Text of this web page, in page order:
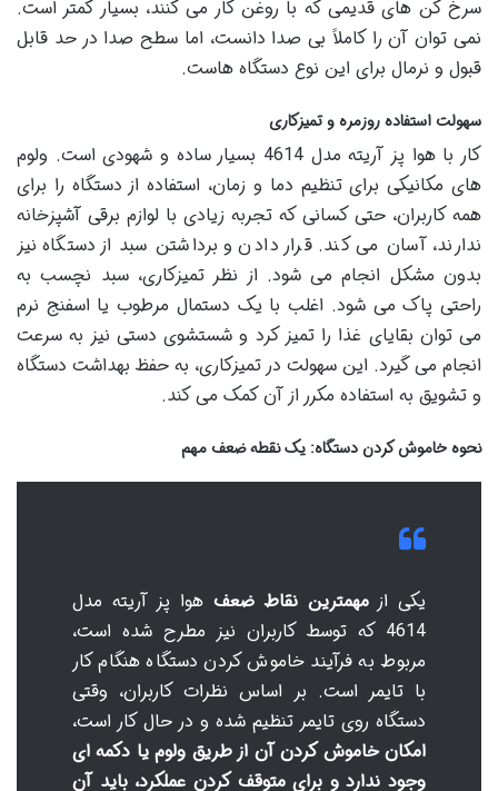
سرخ کن های قدیمی که با روغن کار می کنند، بسیار کمتر است.
نمی توان آن را کاملاً بی صدا دانست، اما سطح صدا در حد قابل
قبول و نرمال برای این نوع دستگاه هاست.
سهولت استفاده روزمره و تمیزکاری
کار با هوا پز آریته مدل 4614 بسیار ساده و شهودی است. ولوم
های مکانیکی برای تنظیم دما و زمان، استفاده از دستگاه را برای
همه کاربران، حتی کسانی که تجربه زیادی با لوازم برقی آشپزخانه
ندارند، آسان می کند. قرار دادن و برداشتن سبد از دستگاه نیز
بدون مشکل انجام می شود. از نظر تمیزکاری، سبد نچسب به
راحتی پاک می شود. اغلب با یک دستمال مرطوب یا اسفنج نرم
می توان بقایای غذا را تمیز کرد و شستشوی دستی نیز به سرعت
انجام می گیرد. این سهولت در تمیزکاری، به حفظ بهداشت دستگاه
و تشویق به استفاده مکرر از آن کمک می کند.
نحوه خاموش کردن دستگاه: یک نقطه ضعف مهم
یکی ازمهمترین نقاط ضعف هوا پز آریته مدل
4614 که توسط کاربران نیز مطرح شده است،
مربوط به فرآیند خاموش کردن دستگاه هنگام کار
با تایمر است. بر اساس نظرات کاربران، وقتی
دستگاه روی تایمر تنظیم شده و در حال کار است،
امکان خاموش کردن آن از طریق ولوم یا دکمه ای
وجود ندارد و برای متوقف کردن عملکرد، باید آن